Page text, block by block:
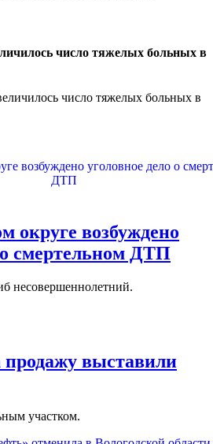
число тяжелых больных в
округе возбуждено
о смертельном ДТП
несовершеннолетний.
выставили
участком.